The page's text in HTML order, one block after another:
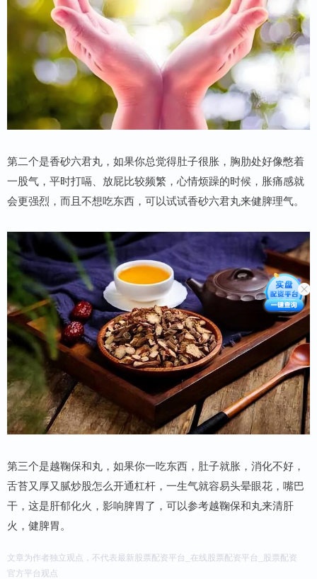
第二个是香砂六君丸，如果你总觉得肚子很胀，胸肋处好像憋着
一股气，平时打嗝、放屁比较频繁，心情烦躁的时候，胀痛感就
会更强烈，而且不想吃东西，可以试试香砂六君丸来健脾理气。
第三个是越鞠保和丸，如果你一吃东西，肚子就胀，消化不好，
舌苔又厚又腻炒股怎么开通杠杆，一生气就容易头晕眼花，嘴巴
干，这是肝郁化火，影响脾胃了，可以参考越鞠保和丸来清肝
火，健脾胃。
文章为作者独立观点，不代表最新股票配资平台_在线股票配资平台_股票配资
官方平台观点